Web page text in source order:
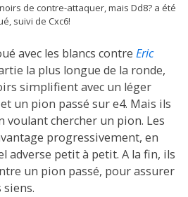
de contre-attaquer, mais Dd8? a été
suivi de Cxc6!
avec les blancs contreEric
la plus longue de la ronde,
simplifient avec un léger
un pion passé sur e4. Mais ils
voulant chercher un pion. Les
progressivement, en
adverse petit à petit. A la fin, ils
un pion passé, pour assurer
siens.